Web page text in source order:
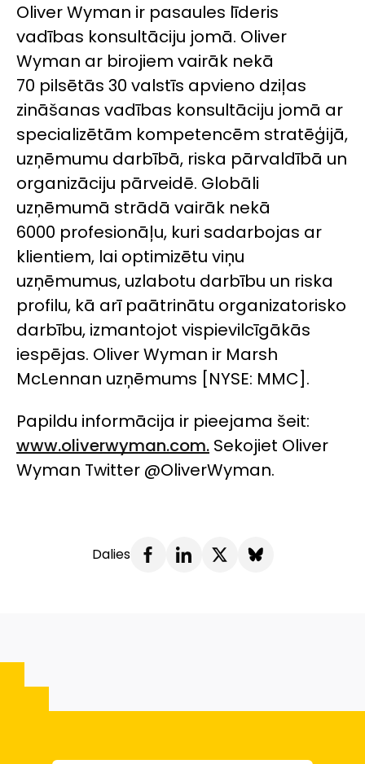
Oliver Wyman ir pasaules līderis
vadības konsultāciju jomā. Oliver
Wyman ar birojiem vairāk nekā
70 pilsētās 30 valstīs apvieno dziļas
zināšanas vadības konsultāciju jomā ar
specializētām kompetencēm stratēģijā,
uzņēmumu darbībā, riska pārvaldībā un
organizāciju pārveidē. Globāli
uzņēmumā strādā vairāk nekā
6000 profesionāļu, kuri sadarbojas ar
klientiem, lai optimizētu viņu
uzņēmumus, uzlabotu darbību un riska
profilu, kā arī paātrinātu organizatorisko
darbību, izmantojot vispievilcīgākās
iespējas. Oliver Wyman ir Marsh
McLennan uzņēmums [NYSE: MMC].
Papildu informācija ir pieejama šeit:
www.oliverwyman.com. Sekojiet Oliver
Wyman Twitter @OliverWyman.
Dalies